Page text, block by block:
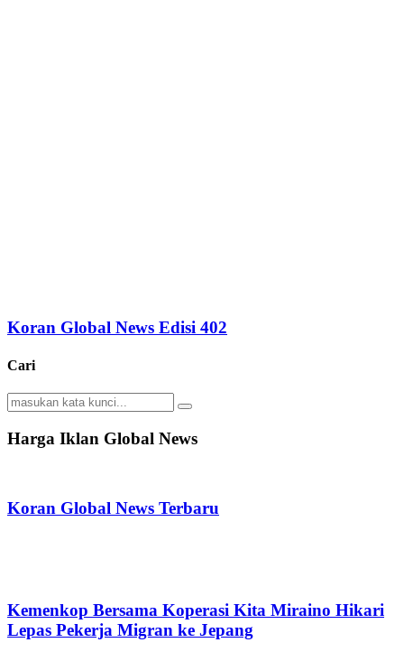
Koran Global News Edisi 402
Cari
Search
for:
Search
Harga Iklan Global News
Koran Global News Terbaru
Kemenkop Bersama Koperasi Kita Miraino Hikari
Lepas Pekerja Migran ke Jepang